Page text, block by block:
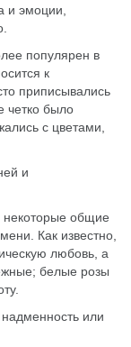
и эмоции,
популярен в
к
приписывались
четко было
с цветами,
и
некоторые общие
Как известно,
любовь, а
белые розы
или